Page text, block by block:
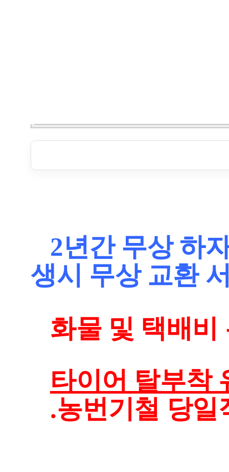
2년간 무상 하
생시 무상 교환
화물 및 택배비
타이어 탈부착
.농번기철 당일